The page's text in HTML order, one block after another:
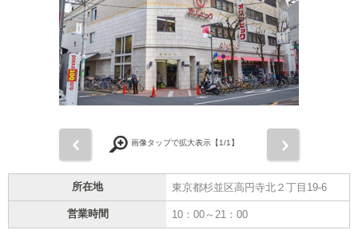
画像タップで拡大表示【1/1】
所在地 東京都杉並区高円寺北２丁目19-6
営業時間 10：00～21：00